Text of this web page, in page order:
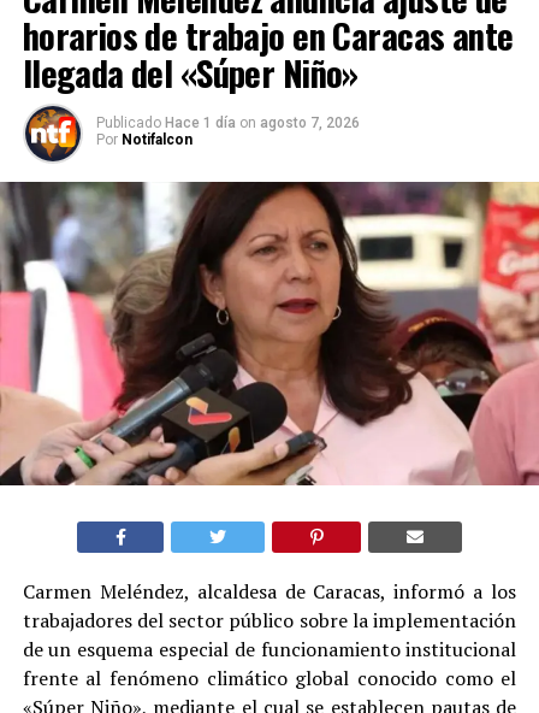
horarios de trabajo en Caracas ante
llegada del «Súper Niño»
Publicado Hace 1 día on agosto 7, 2026
Por Notifalcon
Carmen Meléndez, alcaldesa de Caracas, informó a los
trabajadores del sector público sobre la implementación
de un esquema especial de funcionamiento institucional
frente al fenómeno climático global conocido como el
«Súper Niño», mediante el cual se establecen pautas de